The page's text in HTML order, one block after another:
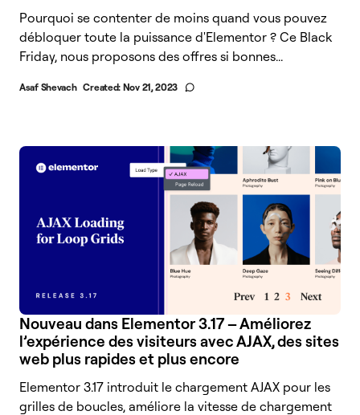
Pourquoi se contenter de moins quand vous pouvez
débloquer toute la puissance d'Elementor ? Ce Black
Friday, nous proposons des offres si bonnes...
Asaf Shevach Created: Nov 21, 2023
Nouveau dans Elementor 3.17 – Améliorez
l’expérience des visiteurs avec AJAX, des sites
web plus rapides et plus encore
Elementor 3.17 introduit le chargement AJAX pour les
grilles de boucles, améliore la vitesse de chargement